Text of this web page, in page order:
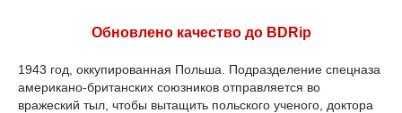
Обновлено качество до BDRip
1943 год, оккупированная Польша. Подразделение спецназа
американо-британских союзников отправляется во
вражеский тыл, чтобы вытащить польского ученого, доктора